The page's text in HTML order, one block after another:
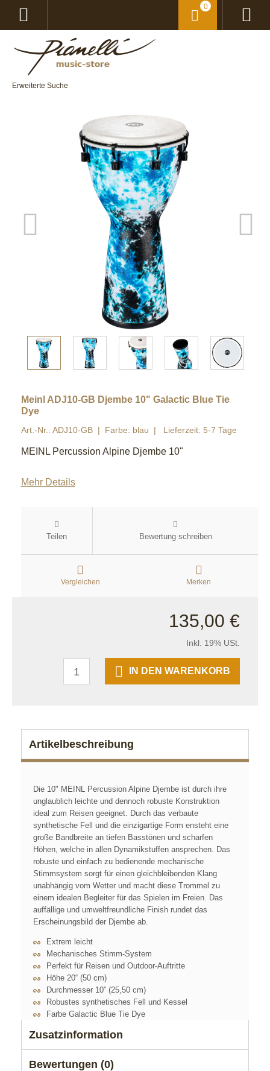
Erweiterte Suche
0
Meinl ADJ10-GB Djembe 10" Galactic Blue Tie
Dye
Art.-Nr.: ADJ10-GB Farbe: blau Lieferzeit: 5-7 Tage
MEINL Percussion Alpine Djembe 10"
Mehr Details
Teilen Bewertung schreiben
Vergleichen Merken
135,00 €
Inkl. 19% USt.
IN DEN WARENKORB
Artikelbeschreibung
Die 10" MEINL Percussion Alpine Djembe ist durch ihre
unglaublich leichte und dennoch robuste Konstruktion
ideal zum Reisen geeignet. Durch das verbaute
synthetische Fell und die einzigartige Form ensteht eine
große Bandbreite an tiefen Basstönen und scharfen
Höhen, welche in allen Dynamikstuffen ansprechen. Das
robuste und einfach zu bedienende mechanische
Stimmsystem sorgt für einen gleichbleibenden Klang
unabhängig vom Wetter und macht diese Trommel zu
einem idealen Begleiter für das Spielen im Freien. Das
auffällige und umweltfreundliche Finish rundet das
Erscheinungsbild der Djembe ab.
Extrem leicht
Mechanisches Stimm-System
Perfekt für Reisen und Outdoor-Auftritte
Höhe 20“ (50 cm)
Durchmesser 10” (25,50 cm)
Robustes synthetisches Fell und Kessel
Farbe Galactic Blue Tie Dye
Zusatzinformation
Bewertungen (0)